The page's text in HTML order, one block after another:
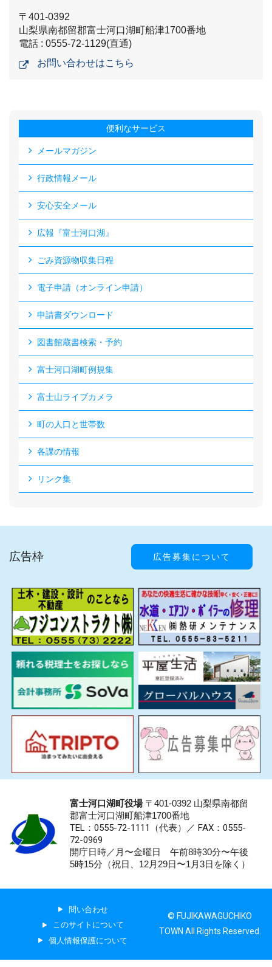
〒401-0392
山梨県南都留郡富士河口湖町船津1700番地
電話 : 0555-72-1129(直通)
お問い合わせはこちら
便利なサービス
メールマガジン
行政情報メール
安心安全メール
広報『富士河口湖』
ごみ資源物収集日程
電子申請（オンライン申請）
申請書ダウンロード
図書館蔵書検索・予約
富士河口湖町例規集
富士山ライブカメラ
町の人口と世帯数
各課の情報
リンク集
広告枠 広告募集について
富士河口湖町役場〒401-0392 山梨県南都留
郡富士河口湖町船津1700番地
TEL：0555-72-1111 （代表）／ FAX：0555-
72-0969
開庁日時／月〜金曜日 午前8時30分〜午後
5時15分（祝日、12月29日〜1月3日を除く）
問い合わせ
このサイトについて
個人情報保護について
© FUJIKAWAGUCHIKO
TOWN All Rights Reserved.